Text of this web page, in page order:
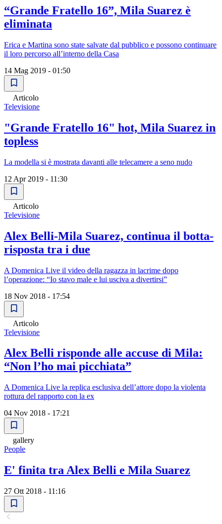
“Grande Fratello 16”, Mila Suarez è
eliminata
Erica e Martina sono state salvate dal pubblico e possono continuare
il loro percorso all’interno della Casa
14 Mag 2019 - 01:50
Articolo
Televisione
"Grande Fratello 16" hot, Mila Suarez in
topless
La modella si è mostrata davanti alle telecamere a seno nudo
12 Apr 2019 - 11:30
Articolo
Televisione
Alex Belli-Mila Suarez, continua il botta-
risposta tra i due
A Domenica Live il video della ragazza in lacrime dopo
l’operazione: “Io stavo male e lui usciva a divertirsi”
18 Nov 2018 - 17:54
Articolo
Televisione
Alex Belli risponde alle accuse di Mila:
“Non l’ho mai picchiata”
A Domenica Live la replica esclusiva dell’attore dopo la violenta
rottura del rapporto con la ex
04 Nov 2018 - 17:21
gallery
People
E' finita tra Alex Belli e Mila Suarez
27 Ott 2018 - 11:16